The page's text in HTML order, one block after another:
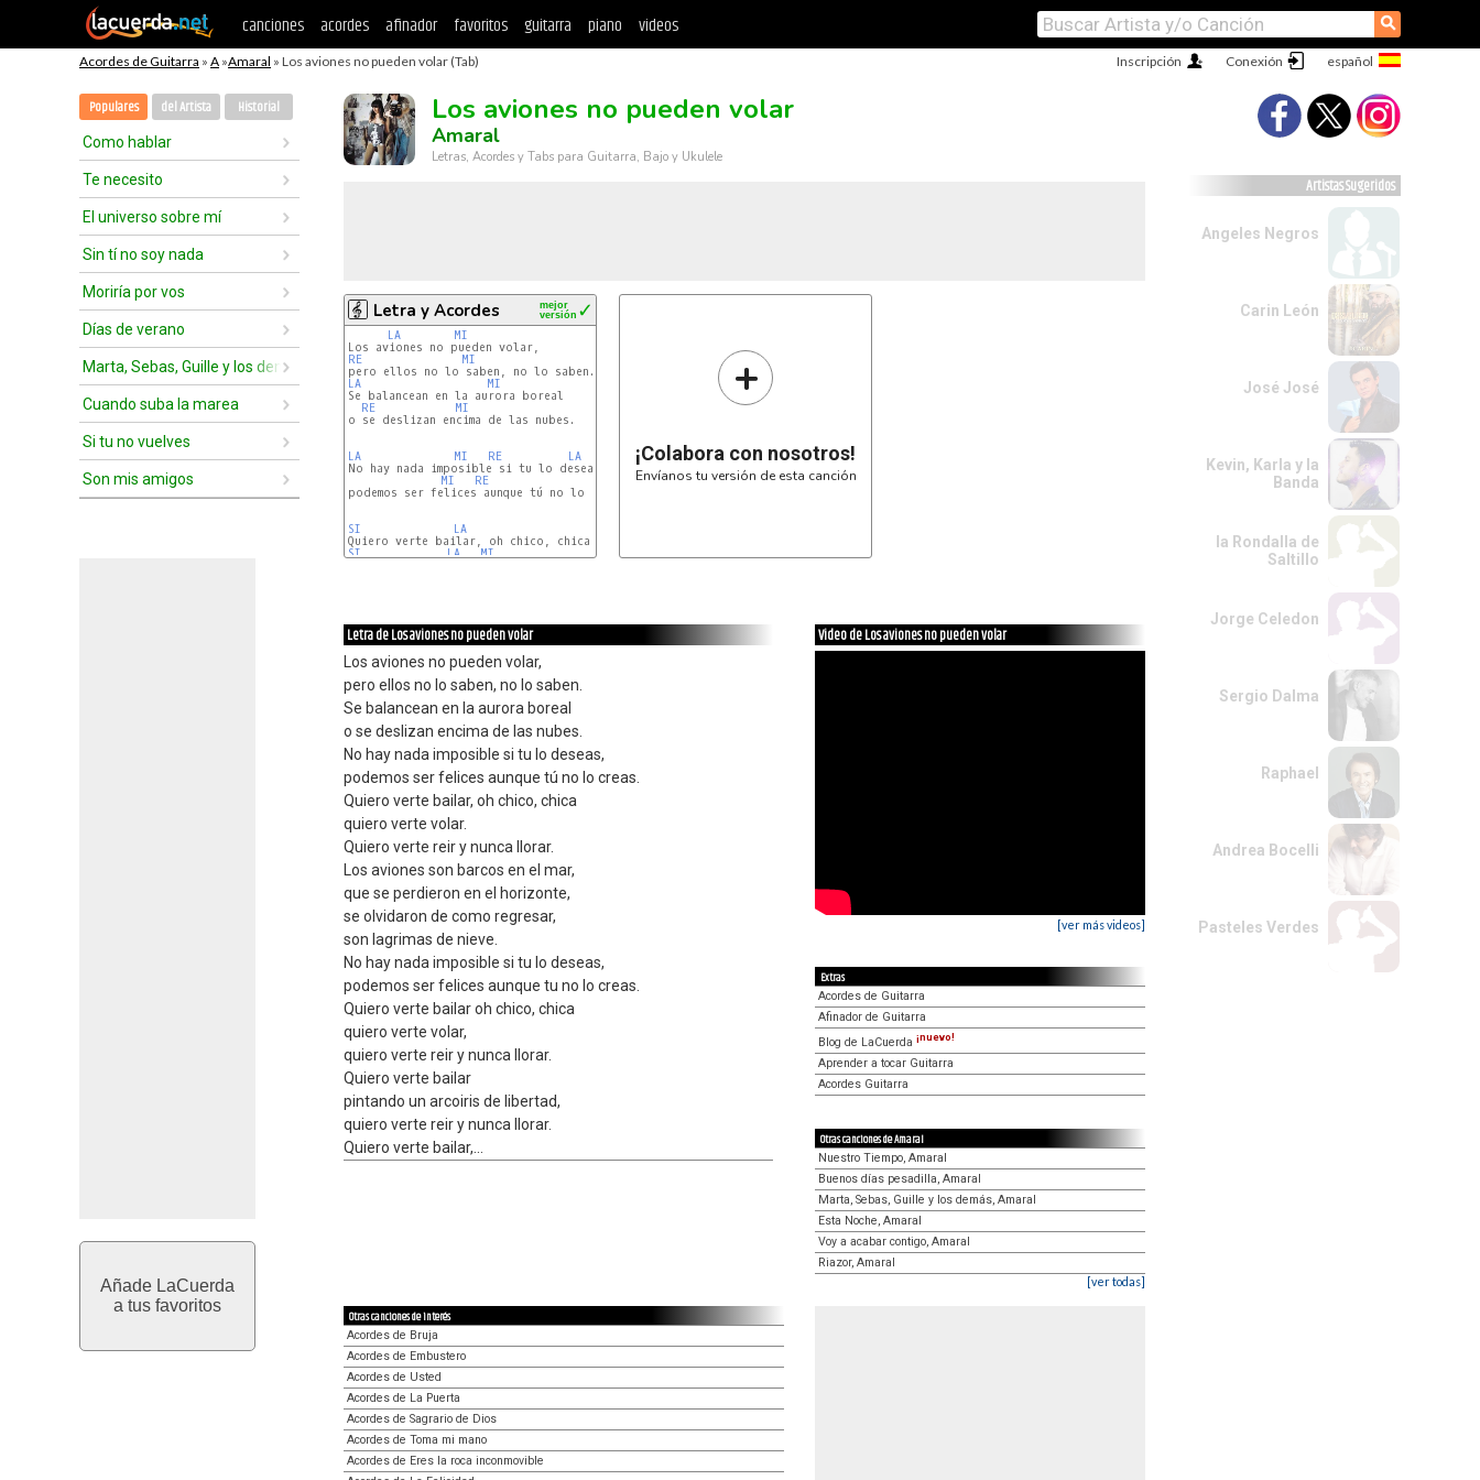
canciones acordes afinador favoritos guitarra piano videos ⚲
Acordes de Guitarra » A »Amaral » Los aviones no pueden volar (Tab) Conexión
Inscripción
Populares del Artista Historial
Como hablar
Te necesito
El universo sobre mí
Sin tí no soy nada
Moriría por vos
Días de verano
Marta, Sebas, Guille y los demás
Cuando suba la marea
Si tu no vuelves
Son mis amigos
Añade LaCuerda
a tus favoritos
Los aviones no pueden volar
Amaral
Letras, Acordes y Tabs para Guitarra, Bajo y Ukulele
Letra y Acordes ✓
mejor
versión
LA
MI
RE
MI
LA
MI
Se balancean en la aurora boreal
RE
MI
o se deslizan encima de las nubes.
LA MI RE
LA
No hay nada imposible si tu lo deseas,
MI
RE
podemos ser felices aunque tú no lo creas.
SI
LA
SI
LA
MI
+
¡Colabora con nosotros!
Envíanos tu versión de esta canción
Letra de Los aviones no pueden volar
Los aviones no pueden volar,
pero ellos no lo saben, no lo saben.
Se balancean en la aurora boreal
o se deslizan encima de las nubes.
No hay nada imposible si tu lo deseas,
podemos ser felices aunque tú no lo creas.
Quiero verte bailar, oh chico, chica
quiero verte volar.
Quiero verte reir y nunca llorar.
Los aviones son barcos en el mar,
que se perdieron en el horizonte,
se olvidaron de como regresar,
son lagrimas de nieve.
No hay nada imposible si tu lo deseas,
podemos ser felices aunque tu no lo creas.
Quiero verte bailar oh chico, chica
quiero verte volar,
quiero verte reir y nunca llorar.
Quiero verte bailar
pintando un arcoiris de libertad,
quiero verte reir y nunca llorar.
Quiero verte bailar,...
Video de Los aviones no pueden volar
[ver más videos]
Extras
Acordes de Guitarra
Afinador de Guitarra
Blog de LaCuerda ¡nuevo!
Aprender a tocar Guitarra
Acordes Guitarra
Otras canciones de Amaral
Nuestro Tiempo, Amaral
Buenos días pesadilla, Amaral
Marta, Sebas, Guille y los demás, Amaral
Esta Noche, Amaral
Voy a acabar contigo, Amaral
Riazor, Amaral
[ver todas]
Otras canciones de interés
Acordes de Bruja
Acordes de Embustero
Acordes de Usted
Acordes de La Puerta
Acordes de Sagrario de Dios
Acordes de Toma mi mano
Acordes de Eres la roca inconmovible
Artistas Sugeridos
Angeles Negros
Carin León
José José
Kevin, Karla y la
Banda
la Rondalla de
Saltillo
Jorge Celedon
Sergio Dalma
Raphael
Andrea Bocelli
Pasteles Verdes